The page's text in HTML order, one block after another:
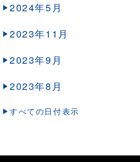
2024年5月
2023年11月
2023年9月
2023年8月
すべての日付表示